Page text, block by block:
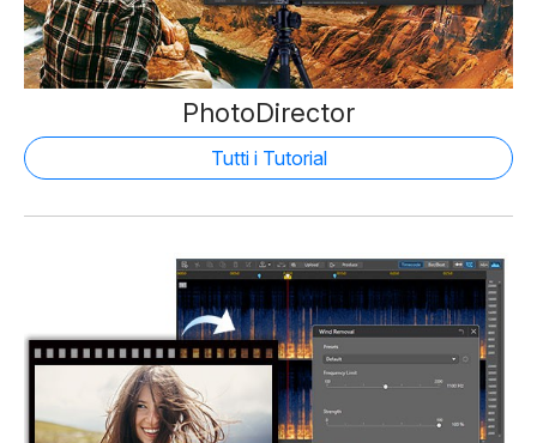
PhotoDirector
Tutti i Tutorial